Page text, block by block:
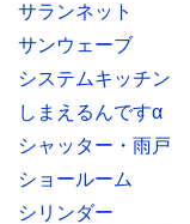
サランネット
サンウェーブ
システムキッチン
しまえるんですα
シャッター・雨戸
ショールーム
シリンダー